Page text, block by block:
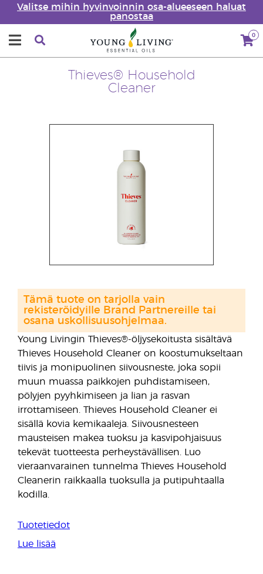
Valitse mihin hyvinvoinnin osa-alueeseen haluat
panostaa
0
Thieves® Household
Cleaner
Young Livingin Thieves®-öljysekoitusta sisältävä
Thieves Household Cleaner on koostumukseltaan
tiivis ja monipuolinen siivousneste, joka sopii
muun muassa paikkojen puhdistamiseen,
pölyjen pyyhkimiseen ja lian ja rasvan
irrottamiseen. Thieves Household Cleaner ei
sisällä kovia kemikaaleja. Siivousnesteen
mausteisen makea tuoksu ja kasvipohjaisuus
tekevät tuotteesta perheystävällisen. Luo
vieraanvarainen tunnelma Thieves Household
Cleanerin raikkaalla tuoksulla ja putipuhtaalla
kodilla.
Tuotetiedot
Lue lisää
Tämä tuote on tarjolla vain
rekisteröidyille Brand Partnereille tai
osana uskollisuusohjelmaa.